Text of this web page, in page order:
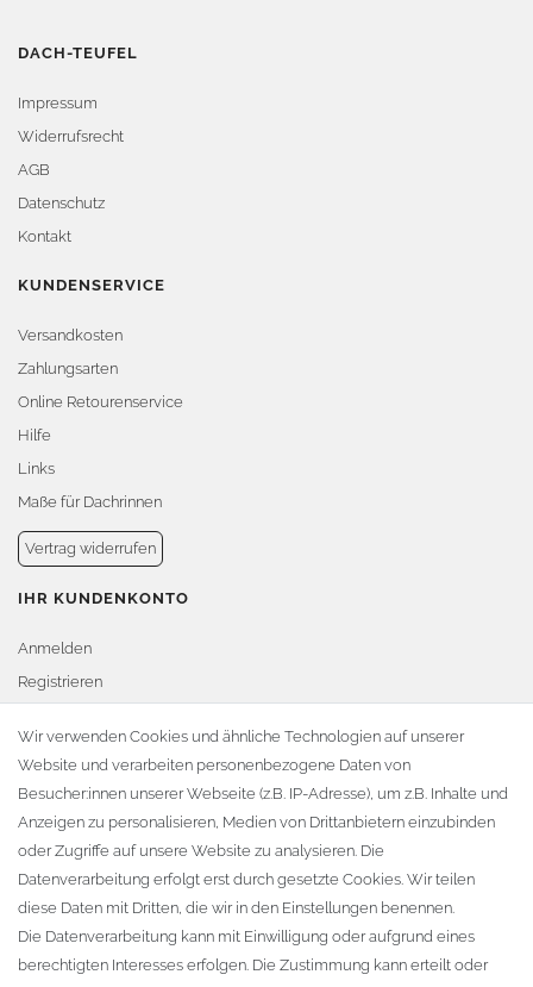
DACH-TEUFEL
Impressum
Widerrufsrecht
AGB
Datenschutz
Kontakt
KUNDENSERVICE
Versandkosten
Zahlungsarten
Online Retourenservice
Hilfe
Links
Maße für Dachrinnen
Vertrag widerrufen
IHR KUNDENKONTO
Anmelden
Registrieren
Warenkorb
Zur Kasse
KONTAKT
Fa. Steffen Jost
Söbrigener Weg 50
D-01796 Pirna
Wir verwenden Cookies und ähnliche Technologien auf unserer
Website und verarbeiten personenbezogene Daten von
Besucher:innen unserer Webseite (z.B. IP-Adresse), um z.B. Inhalte und
Anzeigen zu personalisieren, Medien von Drittanbietern einzubinden
oder Zugriffe auf unsere Website zu analysieren. Die
Datenverarbeitung erfolgt erst durch gesetzte Cookies. Wir teilen
diese Daten mit Dritten, die wir in den Einstellungen benennen.
Die Datenverarbeitung kann mit Einwilligung oder aufgrund eines
berechtigten Interesses erfolgen. Die Zustimmung kann erteilt oder